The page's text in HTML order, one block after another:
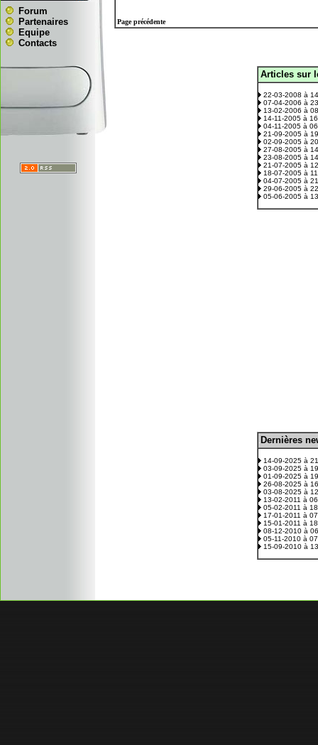
Forum
Partenaires
Equipe
Contacts
Page précédente
Articles sur
22-03-2008 à
07-04-2006 à
13-02-2006 à
14-11-2005 à
04-11-2005 à
21-09-2005 à
02-09-2005 à
27-08-2005 à
23-08-2005 à
21-07-2005 à
18-07-2005 à
04-07-2005 à
29-06-2005 à
05-06-2005 à
Dernières
14-09-2025 à
03-09-2025 à
01-09-2025 à
26-08-2025 à
03-08-2025 à
13-02-2011 à
05-02-2011 à
17-01-2011 à
15-01-2011 à
08-12-2010 à
05-11-2010 à
15-09-2010 à